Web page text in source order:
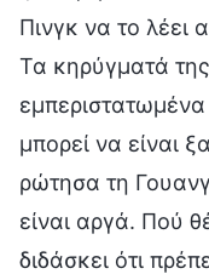
Πινγκ να το λέει
Τα κηρύγματά
μπορεί να είναι
ρώτησα τη
είναι αργά. Πού
διδάσκει ότι